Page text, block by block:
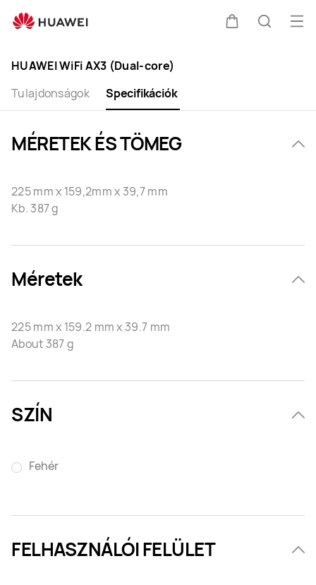
WiFi
(Dual-
Specification
HUAWEI WiFi AX3 (Dual-core)
Tulajdonságok
Specifikációk
MÉRETEK ÉS TÖMEG
225 mm x 159,2mm x 39,7 mm
Kb. 387 g
Méretek
225 mm x 159.2 mm x 39.7 mm
About 387 g
SZÍN
Fehér
FELHASZNÁLÓI FELÜLET